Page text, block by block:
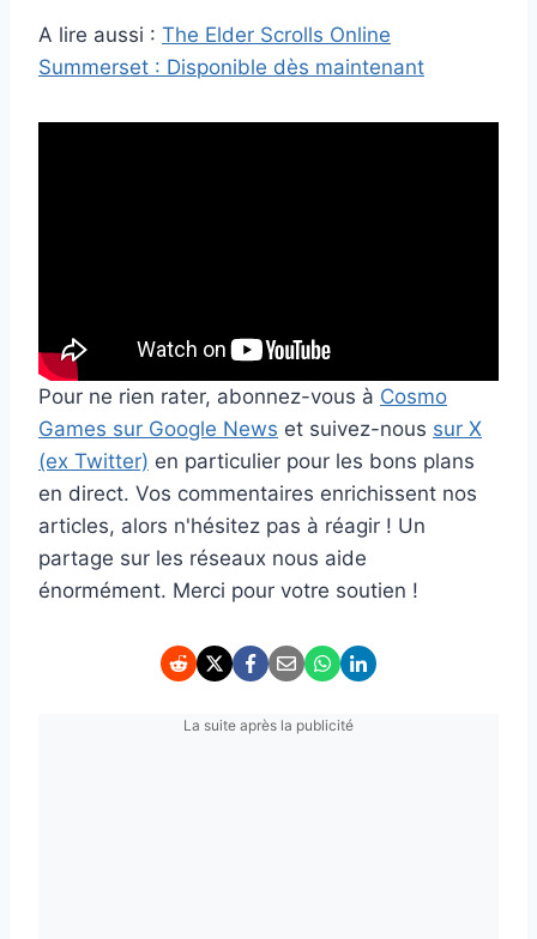
A lire aussi : The Elder Scrolls Online
Summerset : Disponible dès maintenant
Pour ne rien rater, abonnez-vous à Cosmo
Games sur Google News et suivez-nous sur X
(ex Twitter) en particulier pour les bons plans
en direct. Vos commentaires enrichissent nos
articles, alors n'hésitez pas à réagir ! Un
partage sur les réseaux nous aide
énormément. Merci pour votre soutien !
La suite après la publicité